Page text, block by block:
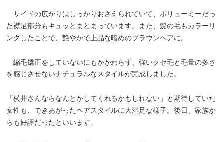
サイドの広がりはしっかりおさえられていて、ボリューミーだっ
た襟足部分もキュッとまとまっています。また、髪の毛もカラーリ
ングしたことで、艶やかで上品な暗めのブラウンヘアに。
縮毛矯正をしていないにもかかわらず、強いクセ毛と毛量の多さ
を感じさせないナチュラルなスタイルが完成しました。
「横井さんならなんとかしてくれるかもしれない」と期待していた
女性も、できあがったヘアスタイルに大満足な様子。後日、家族か
らも好評だったといいます。